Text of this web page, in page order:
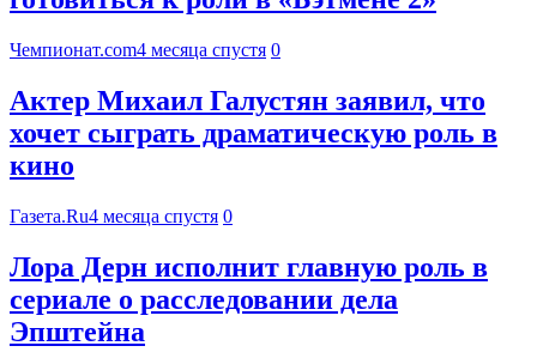
Чемпионат.com4 месяца спустя 0
Актер Михаил Галустян заявил, что
хочет сыграть драматическую роль в
кино
Газета.Ru4 месяца спустя 0
Лора Дерн исполнит главную роль в
сериале о расследовании дела
Эпштейна